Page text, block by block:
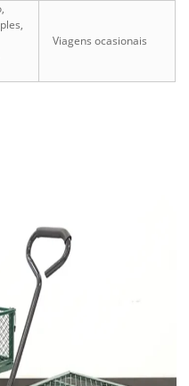
Viagens ocasionais